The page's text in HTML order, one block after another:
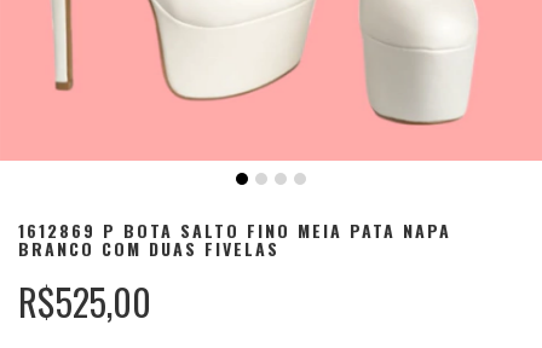
1612869 P BOTA SALTO FINO MEIA PATA NAPA
BRANCO COM DUAS FIVELAS
R$525,00